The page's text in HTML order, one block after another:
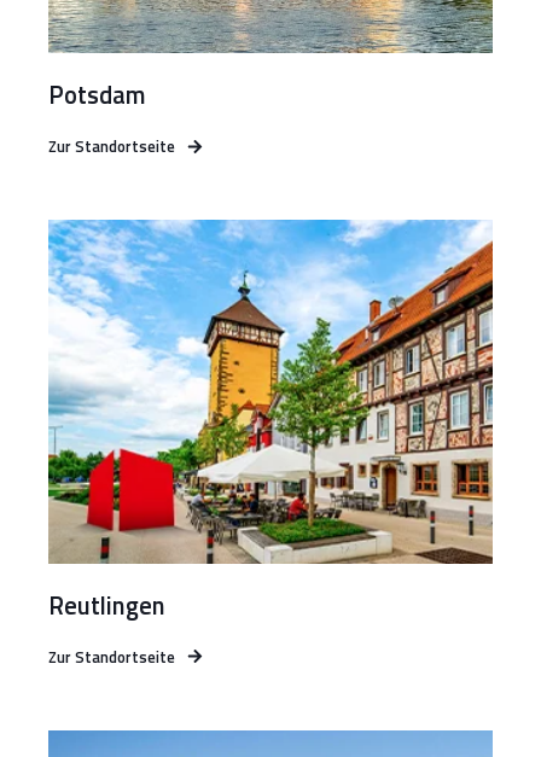
Potsdam
Zur Standortseite
Reutlingen
Zur Standortseite